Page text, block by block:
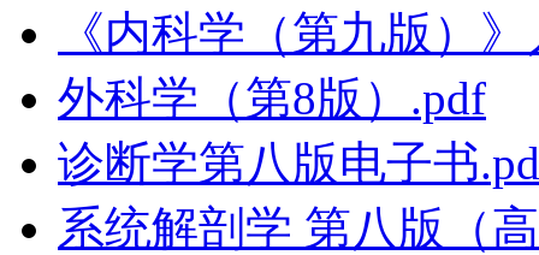
《内科学（第九版）
外科学（第8版）.pdf
诊断学第八版电子书
系统解剖学 第八版（